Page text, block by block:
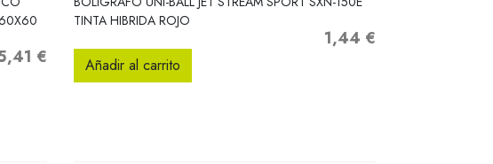
€
TINTA HIBRIDA ROJO
Precio
1,44 €
Añadir al carrito